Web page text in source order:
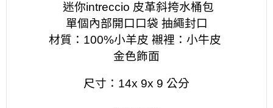
迷你intreccio 皮革斜挎水桶包
單個內部開口口袋 抽繩封口
材質：100%小羊皮 襯裡：小牛皮
金色飾面
尺寸：14x 9x 9 公分